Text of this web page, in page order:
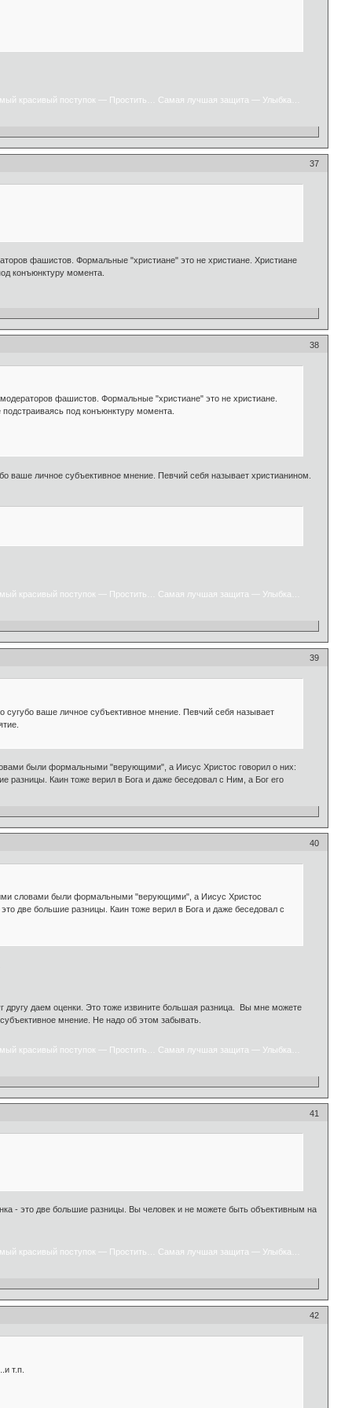
красивый поступок — Простить… Самая лучшая защита — Улыбка…
37
фашистов. Формальные "христиане" это не христиане. Христиане
конъюнктуру момента.
38
фашистов. Формальные "христиане" это не христиане.
под конъюнктуру момента.
ваше личное субъективное мнение. Певчий себя называет христианином.
красивый поступок — Простить… Самая лучшая защита — Улыбка…
39
сугубо ваше личное субъективное мнение. Певчий себя называет
были формальными "верующими", а Иисус Христос говорил о них:
разницы. Каин тоже верил в Бога и даже беседовал с Ним, а Бог его
40
словами были формальными "верующими", а Иисус Христос
две большие разницы. Каин тоже верил в Бога и даже беседовал с
другу даем оценки. Это тоже извините большая разница. Вы мне можете
мнение. Не надо об этом забывать.
красивый поступок — Простить… Самая лучшая защита — Улыбка…
41
- это две большие разницы. Вы человек и не можете быть объективным на
красивый поступок — Простить… Самая лучшая защита — Улыбка…
42
т.п.